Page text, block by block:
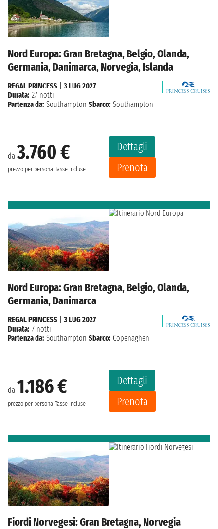
Nord Europa: Gran Bretagna, Belgio, Olanda,
Germania, Danimarca, Norvegia, Islanda
da3.760 €
prezzo per persona Tasse incluse
Dettagli
Prenota
REGAL PRINCESS
3 LUG 2027
Durata: 27 notti
Partenza da: Southampton Sbarco: Southampton
Nord Europa: Gran Bretagna, Belgio, Olanda,
Germania, Danimarca
da 1.186 €
prezzo per persona Tasse incluse
Dettagli
Prenota
REGAL PRINCESS
3 LUG 2027
Durata: 7 notti
Partenza da: Southampton Sbarco: Copenaghen
Fiordi Norvegesi: Gran Bretagna, Norvegia